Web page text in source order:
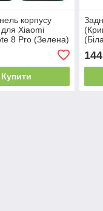
корпусу
Xiaomi
8 Pro (Зелена)
Купити
144